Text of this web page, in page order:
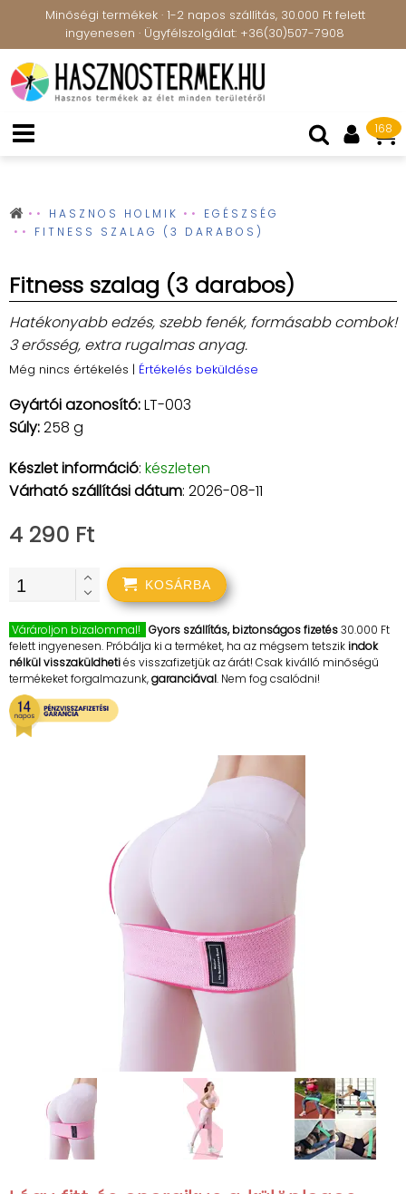
Minőségi termékek · 1-2 napos szállítás, 30.000 Ft felett
ingyenesen · Ügyfélszolgálat: +36(30)507-7908
168
HASZNOS HOLMIK
EGÉSZSÉG
FITNESS SZALAG (3 DARABOS)
Fitness szalag (3 darabos)
Hatékonyabb edzés, szebb fenék, formásabb combok!
3 erősség, extra rugalmas anyag.
Még nincs értékelés | Értékelés beküldése
Gyártói azonosító:LT-003
Súly:258 g
Készlet információ: készleten
Várható szállítási dátum: 2026-08-11
4 290 Ft
KOSÁRBA
Várároljon bizalommal! Gyors szállítás, biztonságos fizetés30.000 Ft
felett ingyenesen. Próbálja ki a terméket, ha az mégsem tetszikindok
nélkül visszaküldhetiés visszafizetjük az árát! Csak kiválló minőségű
termékeket forgalmazunk,garanciával. Nem fog csalódni!